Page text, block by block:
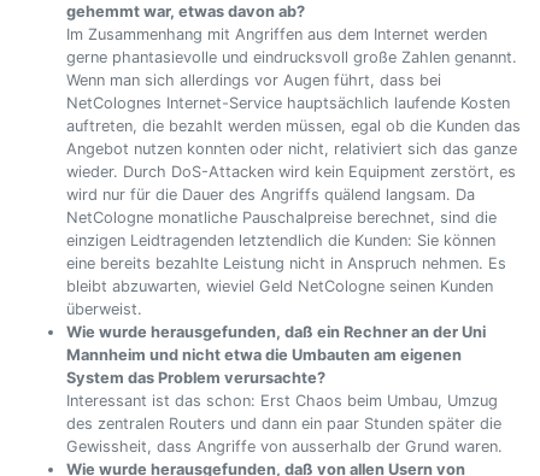
gehemmt war, etwas davon ab?
Im Zusammenhang mit Angriffen aus dem Internet werden
gerne phantasievolle und eindrucksvoll große Zahlen genannt.
Wenn man sich allerdings vor Augen führt, dass bei
NetColognes Internet-Service hauptsächlich laufende Kosten
auftreten, die bezahlt werden müssen, egal ob die Kunden das
Angebot nutzen konnten oder nicht, relativiert sich das ganze
wieder. Durch DoS-Attacken wird kein Equipment zerstört, es
wird nur für die Dauer des Angriffs quälend langsam. Da
NetCologne monatliche Pauschalpreise berechnet, sind die
einzigen Leidtragenden letztendlich die Kunden: Sie können
eine bereits bezahlte Leistung nicht in Anspruch nehmen. Es
bleibt abzuwarten, wieviel Geld NetCologne seinen Kunden
überweist.
Wie wurde herausgefunden, daß ein Rechner an der Uni
Mannheim und nicht etwa die Umbauten am eigenen
System das Problem verursachte?
Interessant ist das schon: Erst Chaos beim Umbau, Umzug
des zentralen Routers und dann ein paar Stunden später die
Gewissheit, dass Angriffe von ausserhalb der Grund waren.
Wie wurde herausgefunden, daß von allen Usern von